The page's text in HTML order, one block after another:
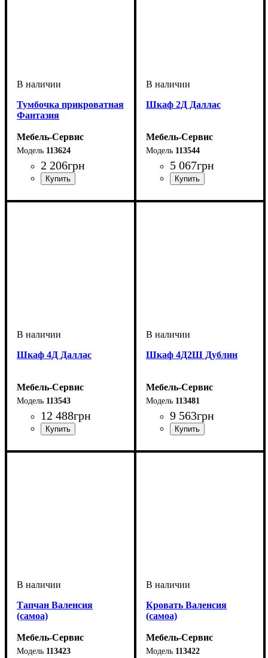
Тумбочка прикроватная
Фантазия
Мебель-Сервис
113624
2 206грн
Шкаф 2Д Даллас
Мебель-Сервис
113544
5 067грн
Шкаф 4Д Даллас
Мебель-Сервис
113543
12 488грн
Шкаф 4Д2Ш Дублин
Мебель-Сервис
113481
9 563грн
Тапчан Валенсия
(самоа)
Мебель-Сервис
113423
Кровать Валенсия
(самоа)
Мебель-Сервис
113422